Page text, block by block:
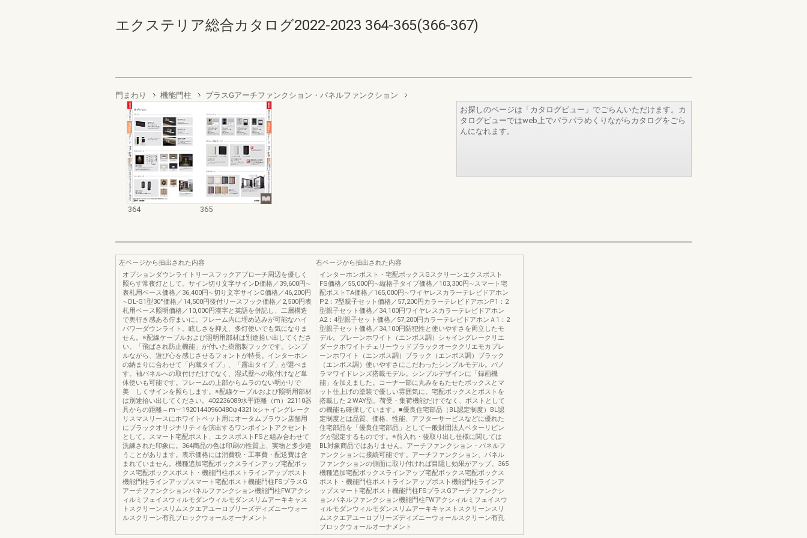
エクステリア総合カタログ2022-2023 364-365(366-367)
門まわり 機能門柱 プラスGアーチファンクション・パネルファンクション
364 365
お探しのページは「カタログビュー」でごらんいただけます。カ
タログビューではweb上でパラパラめくりながらカタログをごら
んになれます。
左ページから抽出された内容
オプションダウンライトリースフックアプローチ周辺を優しく
照らす常夜灯として。サイン切り文字サインD価格／39,600円∼
表札用ベース価格／36,400円∼切り文字サインC価格／46,200円
∼DL-G1型30°価格／14,500円後付リースフック価格／2,500円表
札用ベース照明価格／10,000円漢字と英語を併記し、二層構造
で奥行き感ある佇まいに。フレーム内に埋め込みが可能なハイ
パワーダウンライト。眩しさを抑え、多灯使いでも気になりま
せん。※配線ケーブルおよび照明用部材は別途拾い出してくださ
い。「飛ばされ防止機能」が付いた樹脂製フックです。シンプ
ルながら、遊び心を感じさせるフォントが特長。インターホン
の納まりに合わせて「内蔵タイプ」、「露出タイプ」が選べま
す。袖パネルへの取付けだけでなく、湿式壁への取付けなど単
体使いも可能です。フレームの上部からムラのない明かりで
美 しくサインを照らします。※配線ケーブルおよび照明用部材
は別途拾い出してください。402236089水平距離（m）22110器
具からの距離︵m︶19201440960480φ4321lxシャイングレーク
リスマスリースにホワイトペット用にオータムブラウン店舗用
にブラックオリジナリティを演出するワンポイントアクセント
として。スマート宅配ポスト、エクスポストFSと組み合わせて
洗練された印象に。364商品の色は印刷の性質上、実物と多少違
うことがあります。表示価格には消費税・工事費・配送費は含
まれていません。機種追加宅配ボックスラインアップ宅配ボッ
クス宅配ボックスポスト・機能門柱ポストラインアップポスト
機能門柱ラインアップスマート宅配ポスト機能門柱FSプラスG
アーチファンクションパネルファンクション機能門柱FWアクシ
ィルミフェイスウィルモダンウィルモダンスリムアーキキャス
トスクリーンスリムスクエアユーロブリーズディズニーウォー
ルスクリーン有孔ブロックウォールオーナメント
右ページから抽出された内容
インターホンポスト・宅配ボックスGスクリーンエクスポスト
FS価格／55,000円∼縦格子タイプ価格／103,300円∼スマート宅
配ポストTA価格／165,000円∼ワイヤレスカラーテレビドアホン
P2：7型親子セット価格／57,200円カラーテレビドアホンP1：2
型親子セット価格／34,100円ワイヤレスカラーテレビドアホン
A2：4型親子セット価格／57,200円カラーテレビドアホンＡ1：2
型親子セット価格／34,100円防犯性と使いやすさを両立したモ
デル。プレーンホワイト（エンボス調）シャイングレークリエ
ダークホワイトチェリーウッドブラックオーククリエモカプレ
ーンホワイト（エンボス調）ブラック（エンボス調）ブラック
（エンボス調）使いやすさにこだわったシンプルモデル。パノ
ラマワイドレンズ搭載モデル。シンプルデザインに「録画機
能」を加えました。コーナー部に丸みをもたせたボックスとマ
ット仕上げの塗装で優しい雰囲気に。宅配ボックスとポストを
搭載した２WAY型。荷受・集荷機能だけでなく、ポストとして
の機能も確保しています。■優良住宅部品（BL認定制度）BL認
定制度とは品質、価格、性能、アフターサービスなどに優れた
住宅部品を「優良住宅部品」として一般財団法人ベターリビン
グが認定するものです。※前入れ・後取り出し仕様に関しては
BL対象商品ではありません。アーチファンクション・パネルフ
ァンクションに接続可能です。アーチファンクション、パネル
ファンクションの側面に取り付ければ目隠し効果がアップ。365
機種追加宅配ボックスラインアップ宅配ボックス宅配ボックス
ポスト・機能門柱ポストラインアップポスト機能門柱ラインア
ップスマート宅配ポスト機能門柱FSプラスGアーチファンクシ
ョンパネルファンクション機能門柱FWアクシィルミフェイスウ
ィルモダンウィルモダンスリムアーキキャストスクリーンスリ
ムスクエアユーロブリーズディズニーウォールスクリーン有孔
ブロックウォールオーナメント